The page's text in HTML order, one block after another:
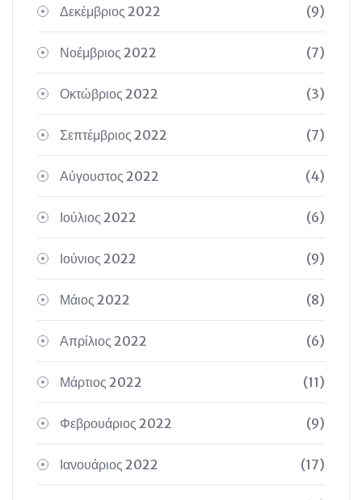
Δεκέμβριος 2022 (9)
Νοέμβριος 2022 (7)
Οκτώβριος 2022 (3)
Σεπτέμβριος 2022 (7)
Αύγουστος 2022 (4)
Ιούλιος 2022 (6)
Ιούνιος 2022 (9)
Μάιος 2022 (8)
Απρίλιος 2022 (6)
Μάρτιος 2022 (11)
Φεβρουάριος 2022 (9)
Ιανουάριος 2022 (17)